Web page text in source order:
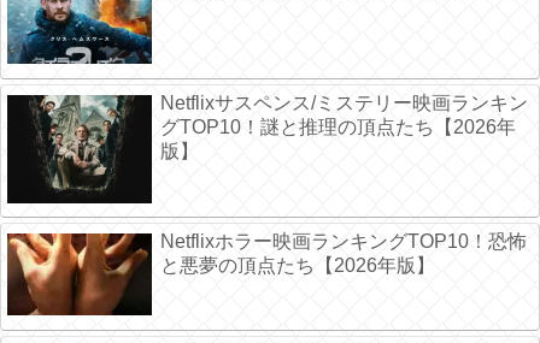
Netflixサスペンス/ミステリー映画ランキン
グTOP10！謎と推理の頂点たち【2026年
版】
Netflixホラー映画ランキングTOP10！恐怖
と悪夢の頂点たち【2026年版】